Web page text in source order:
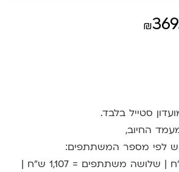
₪
סטייל בלבד.
החיוב,
לפי מספר המשתתפים:
זוג משתתפים = 738 ש"ח | שלושה משתתפים = 1,107 ש"ח |